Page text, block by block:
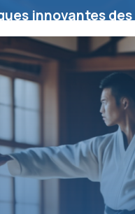
innovantes
pour tous